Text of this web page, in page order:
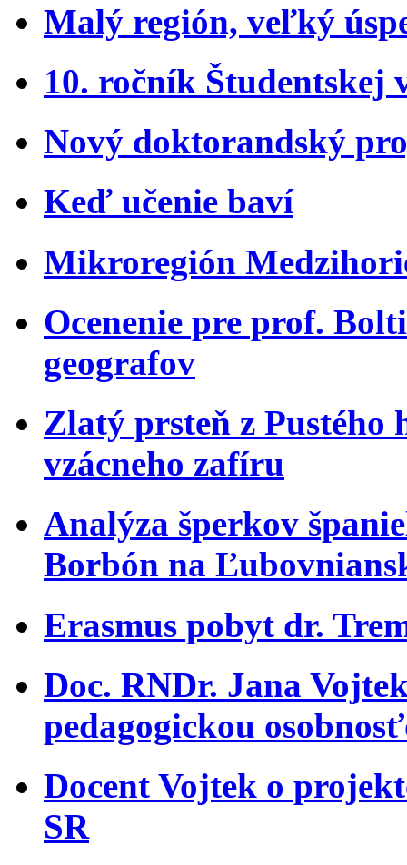
Malý región, veľký
10. ročník Študentskej
Nový doktorandský
Keď učenie baví
Mikroregión
Ocenenie pre prof.
geografov
Zlatý prsteň z Pustého
vzácneho zafíru
Analýza šperkov
Borbón na
Erasmus pobyt dr.
Doc. RNDr. Jana
pedagogickou
Docent Vojtek o
SR